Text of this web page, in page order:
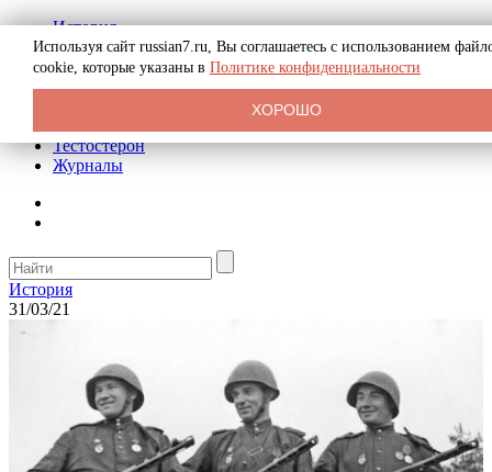
История
Биография
Криминал
Реклама на сайте
Тестостерон
Журналы
История
31/03/21
Используя сайт russian7.ru, Вы соглашаетесь с использованием
cookie, которые указаны в Политике конфиденциальности
ХОРОШО